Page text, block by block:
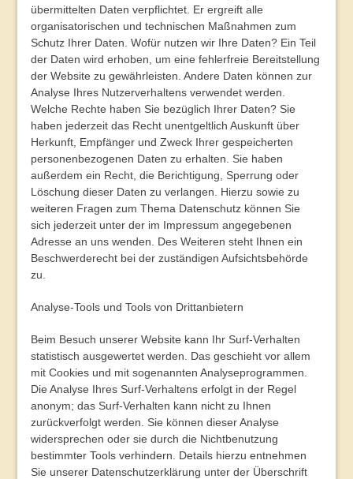
übermittelten Daten verpflichtet. Er ergreift alle
organisatorischen und technischen Maßnahmen zum
Schutz Ihrer Daten. Wofür nutzen wir Ihre Daten? Ein Teil
der Daten wird erhoben, um eine fehlerfreie Bereitstellung
der Website zu gewährleisten. Andere Daten können zur
Analyse Ihres Nutzerverhaltens verwendet werden.
Welche Rechte haben Sie bezüglich Ihrer Daten? Sie
haben jederzeit das Recht unentgeltlich Auskunft über
Herkunft, Empfänger und Zweck Ihrer gespeicherten
personenbezogenen Daten zu erhalten. Sie haben
außerdem ein Recht, die Berichtigung, Sperrung oder
Löschung dieser Daten zu verlangen. Hierzu sowie zu
weiteren Fragen zum Thema Datenschutz können Sie
sich jederzeit unter der im Impressum angegebenen
Adresse an uns wenden. Des Weiteren steht Ihnen ein
Beschwerderecht bei der zuständigen Aufsichtsbehörde
zu.
Analyse-Tools und Tools von Drittanbietern
Beim Besuch unserer Website kann Ihr Surf-Verhalten
statistisch ausgewertet werden. Das geschieht vor allem
mit Cookies und mit sogenannten Analyseprogrammen.
Die Analyse Ihres Surf-Verhaltens erfolgt in der Regel
anonym; das Surf-Verhalten kann nicht zu Ihnen
zurückverfolgt werden. Sie können dieser Analyse
widersprechen oder sie durch die Nichtbenutzung
bestimmter Tools verhindern. Details hierzu entnehmen
Sie unserer Datenschutzerklärung unter der Überschrift